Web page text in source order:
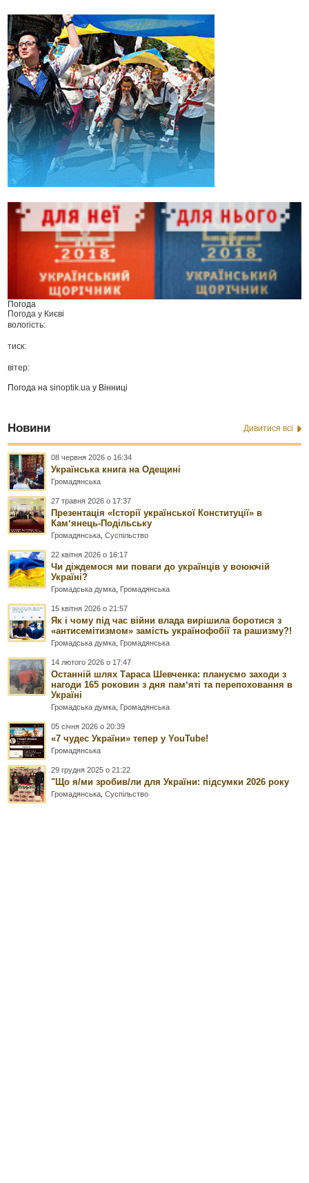
Погода
Погода у Києві
вологість:
тиск:
вітер:
Погода наsinoptik.ua у Вінниці
Новини Дивитися всі
08 червня 2026 о 16:34
Українська книга на Одещині
Громадянська
27 травня 2026 о 17:37
Презентація «Історії української Конституції» в
Камʼянець-Подільську
Громадянська,Суспільство
22 квітня 2026 о 16:17
Чи діждемося ми поваги до українців у воюючій
Україні?
Громадська думка, Громадянська
15 квітня 2026 о 21:57
Як і чому під час війни влада вирішила боротися з
«антисемітизмом» замість українофобії та рашизму?!
Громадська думка, Громадянська
14 лютого 2026 о 17:47
Останній шлях Тараса Шевченка: плануємо заходи з
нагоди 165 роковин з дня памʼяті та перепоховання в
Україні
Громадська думка, Громадянська
05 січня 2026 о 20:39
«7 чудес України» тепер у YouTube!
Громадянська
29 грудня 2025 о 21:22
"Що я/ми зробив/ли для України: підсумки 2026 року
Громадянська,Суспільство